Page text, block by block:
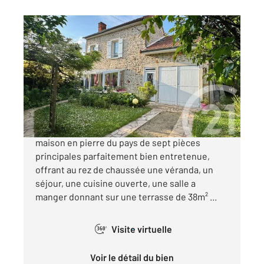
PRINGY 77
151 m2, 7 pièces
Ref : 3092
Maison à vendre
378 000 €
PRINGY Beaucoup de charme pour cette
maison en pierre du pays de sept pièces
principales parfaitement bien entretenue,
offrant au rez de chaussée une véranda, un
séjour, une cuisine ouverte, une salle a
manger donnant sur une terrasse de 38m² ...
360° Visite virtuelle
Voir le détail du bien